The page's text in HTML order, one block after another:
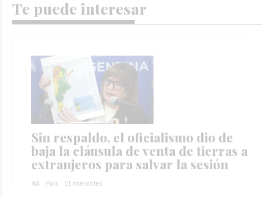
Te puede interesar
Sin respaldo, el oficialismo dio de
baja la cláusula de venta de tierras a
extranjeros para salvar la sesión
NA País El miércoles